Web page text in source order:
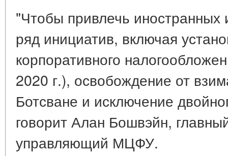
"Чтобы привлечь
ряд инициатив, включая
корпоративного
2020 г.), освобождение от
Ботсване и исключение
говорит Алан Бошвэйн,
управляющий МЦФУ.